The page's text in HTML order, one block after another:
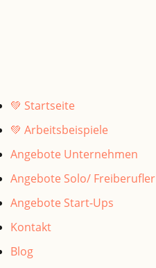
💚 Startseite
💚 Arbeitsbeispiele
Angebote Unternehmen
Angebote Solo/ Freiberufler
Angebote Start-Ups
Kontakt
Blog